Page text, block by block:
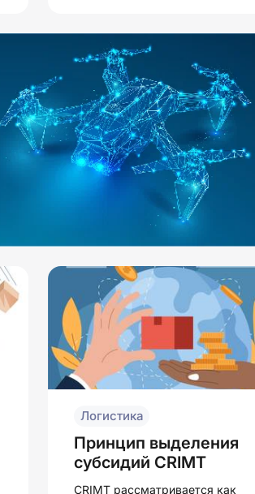
Логистика
Принцип выделения
субсидий CRIMT
CRIMT рассматривается как